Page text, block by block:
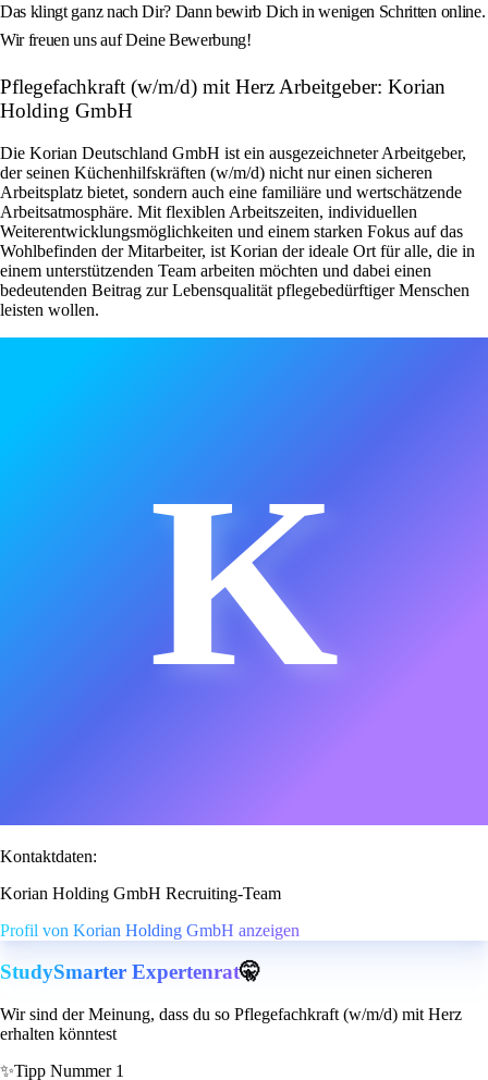
Das klingt ganz nach Dir? Dann bewirb Dich in wenigen Schritten online.
Wir freuen uns auf Deine Bewerbung!
Pflegefachkraft (w/m/d) mit Herz Arbeitgeber: Korian
Holding GmbH
Die Korian Deutschland GmbH ist ein ausgezeichneter Arbeitgeber,
der seinen Küchenhilfskräften (w/m/d) nicht nur einen sicheren
Arbeitsplatz bietet, sondern auch eine familiäre und wertschätzende
Arbeitsatmosphäre. Mit flexiblen Arbeitszeiten, individuellen
Weiterentwicklungsmöglichkeiten und einem starken Fokus auf das
Wohlbefinden der Mitarbeiter, ist Korian der ideale Ort für alle, die in
einem unterstützenden Team arbeiten möchten und dabei einen
bedeutenden Beitrag zur Lebensqualität pflegebedürftiger Menschen
leisten wollen.
K
Kontaktdaten:
Korian Holding GmbH Recruiting-Team
Profil von Korian Holding GmbH anzeigen
StudySmarter Expertenrat🤫
Wir sind der Meinung, dass du so Pflegefachkraft (w/m/d) mit Herz
erhalten könntest
✨Tipp Nummer 1